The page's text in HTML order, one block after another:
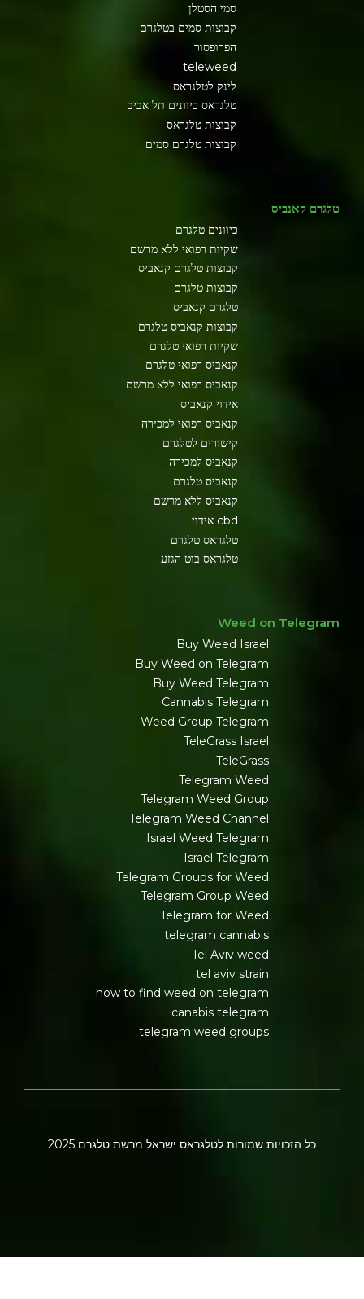
סמי הסטלן
קבוצות סמים בטלגרם
הפרופסור
teleweed
לינק לטלגראס
טלגראס כיוונים תל אביב
קבוצות טלגראס
קבוצות טלגרם סמים
טלגרם קאנביס
כיוונים טלגרם
שקיות רפואי ללא מרשם
קבוצות טלגרם קנאביס
קבוצות טלגרם
טלגרם קנאביס
קבוצות קנאביס טלגרם
שקיות רפואי טלגרם
קנאביס רפואי טלגרם
קנאביס רפואי ללא מרשם
אידוי קנאביס
קנאביס רפואי למכירה
קישורים לטלגרם
קנאביס למכירה
קנאביס טלגרם
קנאביס ללא מרשם
cbd אידוי
טלגראס טלגרם
טלגראס בוט הגזע
Weed on Telegram
Buy Weed Israel
Buy Weed on Telegram
Buy Weed Telegram
Cannabis Telegram
Weed Group Telegram
TeleGrass Israel
TeleGrass
Telegram Weed
Telegram Weed Group
Telegram Weed Channel
Israel Weed Telegram
Israel Telegram
Telegram Groups for Weed
Telegram Group Weed
Telegram for Weed
telegram cannabis
Tel Aviv weed
tel aviv strain
how to find weed on telegram
canabis telegram
telegram weed groups
כל הזכויות שמורות לטלגראס ישראל מרשת טלגרם 2025